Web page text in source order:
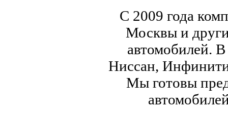
С 2009 года
Москвы и
автомобилей.
Ниссан,
Мы готовы